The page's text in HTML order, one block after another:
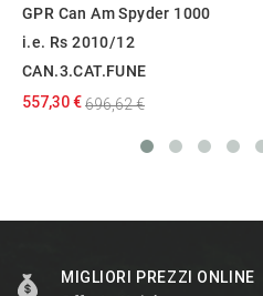
GPR Can Am Spyder 1000
i.e. Rs 2010/12
CAN.3.CAT.FUNE
557,30 €696,62 €
MIGLIORI PREZZI ONLINE